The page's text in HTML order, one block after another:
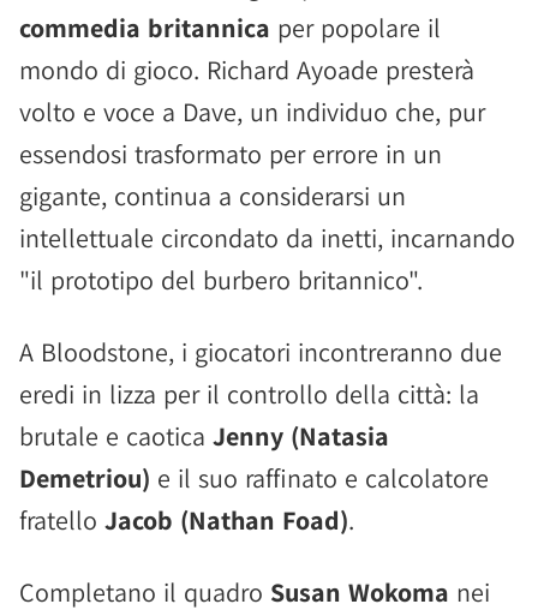
commedia britannica per popolare il
mondo di gioco. Richard Ayoade presterà
volto e voce a Dave, un individuo che, pur
essendosi trasformato per errore in un
gigante, continua a considerarsi un
intellettuale circondato da inetti, incarnando
"il prototipo del burbero britannico".
A Bloodstone, i giocatori incontreranno due
eredi in lizza per il controllo della città: la
brutale e caotica Jenny (Natasia
Demetriou) e il suo raffinato e calcolatore
fratello Jacob (Nathan Foad).
Completano il quadro Susan Wokoma nei